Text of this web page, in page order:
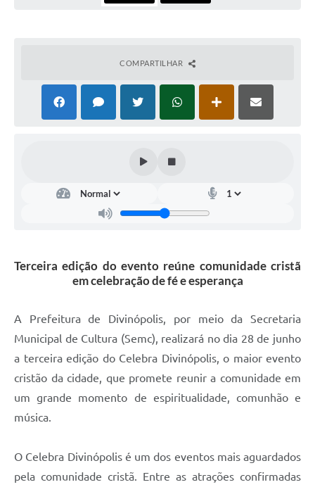
COMPARTILHAR
Terceira edição do evento reúne comunidade cristã
em celebração de fé e esperança
A Prefeitura de Divinópolis, por meio da Secretaria
Municipal de Cultura (Semc), realizará no dia 28 de junho
a terceira edição do Celebra Divinópolis, o maior evento
cristão da cidade, que promete reunir a comunidade em
um grande momento de espiritualidade, comunhão e
música.
O Celebra Divinópolis é um dos eventos mais aguardados
pela comunidade cristã. Entre as atrações confirmadas